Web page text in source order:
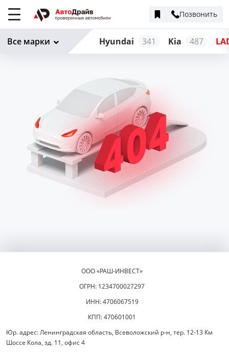
Позвонить
Hyundai 341 Kia 487
Все марки
ООО «РАШ-ИНВЕСТ»
ОГРН: 1234700027297
ИНН: 4706067519
КПП: 470601001
Юр. адрес: Ленинградская область, Всеволожский р-н, тер. 12-13 Км
Шоссе Кола, зд. 11, офис 4